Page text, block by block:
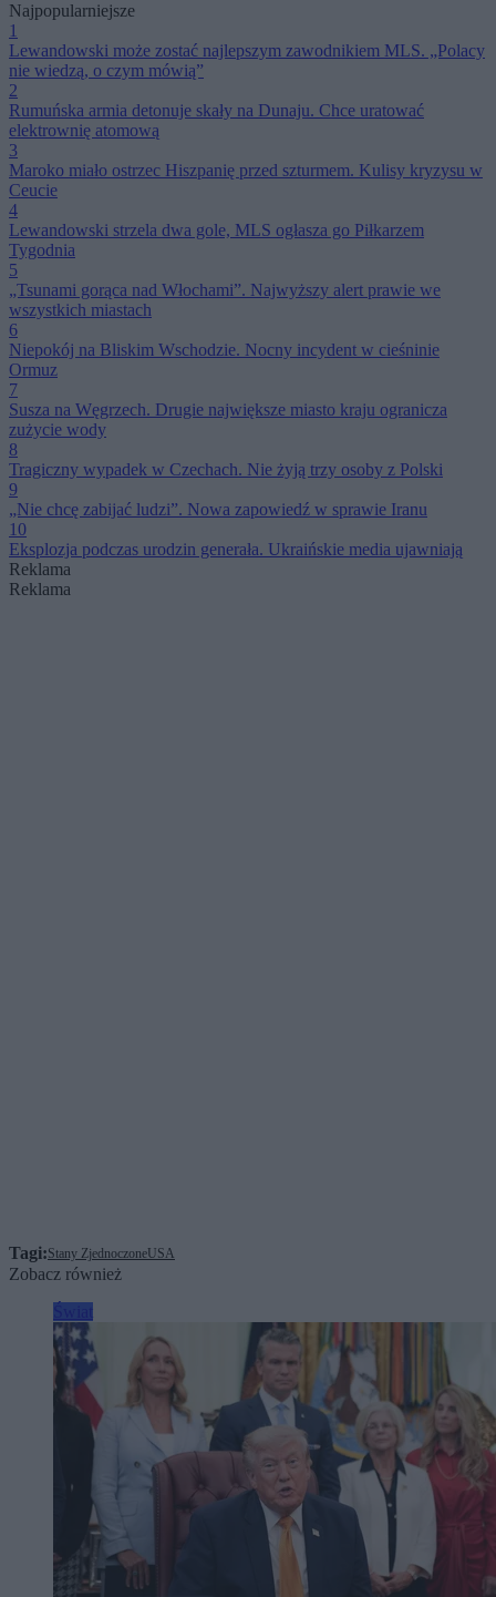
Najpopularniejsze
1
Lewandowski może zostać najlepszym zawodnikiem MLS. „Polacy
nie wiedzą, o czym mówią”
2
Rumuńska armia detonuje skały na Dunaju. Chce uratować
elektrownię atomową
3
Maroko miało ostrzec Hiszpanię przed szturmem. Kulisy kryzysu w
Ceucie
4
Lewandowski strzela dwa gole, MLS ogłasza go Piłkarzem
Tygodnia
5
„Tsunami gorąca nad Włochami”. Najwyższy alert prawie we
wszystkich miastach
6
Niepokój na Bliskim Wschodzie. Nocny incydent w cieśninie
Ormuz
7
Susza na Węgrzech. Drugie największe miasto kraju ogranicza
zużycie wody
8
Tragiczny wypadek w Czechach. Nie żyją trzy osoby z Polski
9
„Nie chcę zabijać ludzi”. Nowa zapowiedź w sprawie Iranu
10
Eksplozja podczas urodzin generała. Ukraińskie media ujawniają
Reklama
Reklama
Tagi:Stany ZjednoczoneUSA
Zobacz również